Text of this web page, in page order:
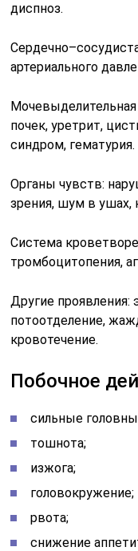
диспноз.
артериального
почек, уретрит,
синдром, гематурия.
Органы чувств:
зрения, шум в ушах,
Система
тромбоцитопения,
Другие
потоотделение,
кровотечение.
Побочное
сильные
тошнота;
изжога;
головокружение;
рвота;
снижение